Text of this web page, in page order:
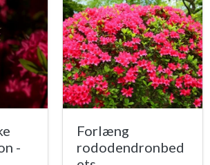
-
Forlæng
rododendronbed